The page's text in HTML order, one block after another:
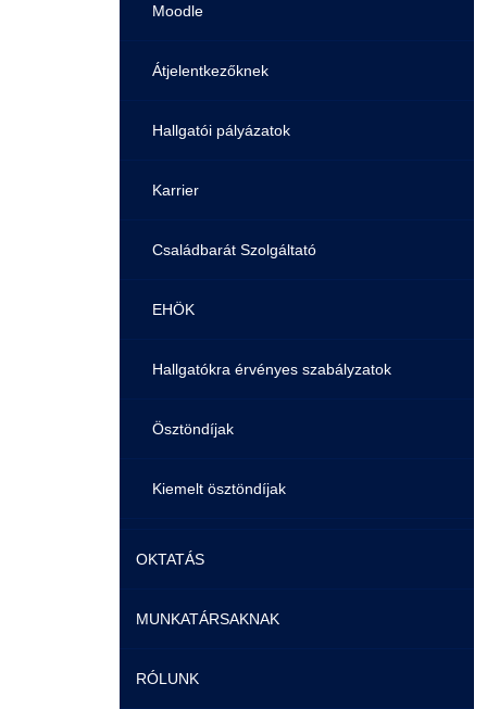
Moodle
Átjelentkezőknek
Hallgatói pályázatok
Karrier
Családbarát Szolgáltató
EHÖK
Hallgatókra érvényes szabályzatok
Ösztöndíjak
Kiemelt ösztöndíjak
Nemzetközi Lehetőségek
Szolgáltatások
Fordítási Szolgáltatások
OKTATÁS
Képzéseink
Duális képzés
MUNKATÁRSAKNAK
Képzéseink
RÓLUNK